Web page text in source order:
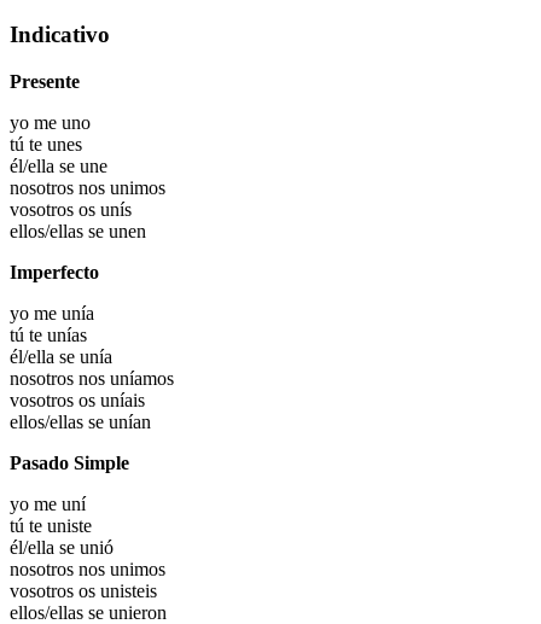
Indicativo
Presente
yo me uno
tú te unes
él/ella se une
nosotros nos unimos
vosotros os unís
ellos/ellas se unen
Imperfecto
yo me unía
tú te unías
él/ella se unía
nosotros nos uníamos
vosotros os uníais
ellos/ellas se unían
Pasado Simple
yo me uní
tú te uniste
él/ella se unió
nosotros nos unimos
vosotros os unisteis
ellos/ellas se unieron